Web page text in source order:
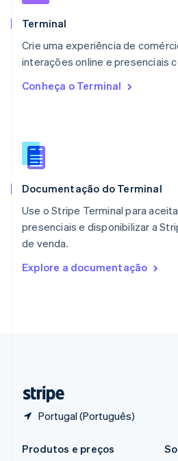
Terminal
Crie uma experiência de
interações online e presenciais
Conheça o Terminal
Documentação do Terminal
Use o Stripe Terminal para
presenciais e disponibilizar a
de venda.
Explore a documentação
Portugal (Português)
México
Español
English
Nova Zelândia
Países Baixos
Portugal
Português
English简体中文
Reino Unido
English
República Tcheca
English
English
Produtos e preços